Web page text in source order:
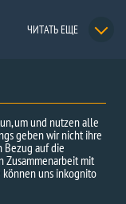
ЧИТАТЬ ЕЩЕ
um und nutzen alle
geben wir nicht ihre
Bezug auf die
Zusammenarbeit mit
uns inkognito